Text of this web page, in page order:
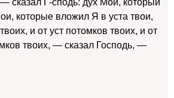
сказал Г-сподь: дух Мой, который
которые вложил Я в уста твои,
и от уст потомков твоих, и от
твоих, — сказал Господь, —